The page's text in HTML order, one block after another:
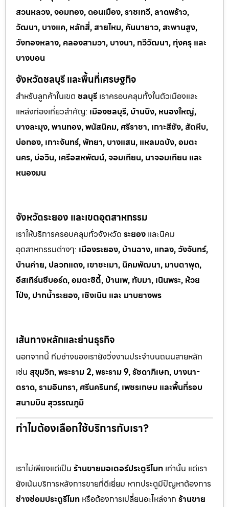
สวนหลวง, จอมทอง, ดอนเมือง, ราชเทวี, ลาดพร้าว,
วัฒนา, บางแค, หลักสี่, สายไหม, คันนายาว, สะพานสูง,
วังทองหลาง, คลองสามวา, บางนา, ทวีวัฒนา, ทุ่งครุ และ
บางบอน
จังหวัดชลบุรี และพื้นที่เศรษฐกิจ
สำหรับลูกค้าในเขต ชลบุรี เราครอบคลุมทั้งในตัวเมืองและ
แหล่งท่องเที่ยวสำคัญ: เมืองชลบุรี, บ้านบึง, หนองใหญ่,
บางละมุง, พานทอง, พนัสนิคม, ศรีราชา, เกาะสีชัง, สัตหีบ,
บ่อทอง, เกาะจันทร์, พัทยา, บางแสน, แหลมฉบัง, อมตะ
นคร, บ่อวิน, เครือสหพัฒน์, จอมเทียน, นาจอมเทียน และ
หนองมน
จังหวัดระยอง และเขตอุตสาหกรรม
เราให้บริการครอบคลุมทั่วจังหวัด ระยอง และนิคม
อุตสาหกรรมต่างๆ: เมืองระยอง, บ้านฉาง, แกลง, วังจันทร์,
บ้านค่าย, ปลวกแดง, เขาชะเมา, นิคมพัฒนา, มาบตาพุด,
อีสเทิร์นซีบอร์ด, อมตะซิตี้, บ้านเพ, ทับมา, เนินพระ, ห้วย
โป่ง, ปากน้ำระยอง, เชิงเนิน และ มาบยางพร
เส้นทางหลักและย่านธุรกิจ
นอกจากนี้ ทีมช่างของเรายังวิ่งงานประจำบนถนนสายหลัก
เช่น สุขุมวิท, พระราม 2, พระราม 9, รัชดาภิเษก, บางนา-
ตราด, รามอินทรา, ศรีนครินทร์, เพชรเกษม และพื้นที่รอบ
สนามบิน สุวรรณภูมิ
ทำไมต้องเลือกใช้บริการกับเรา?
เราไม่เพียงแต่เป็น ร้านขายมอเตอร์ประตูรีโมท เท่านั้น แต่เรา
ยังเน้นบริการหลังการขายที่ดีเยี่ยม หากประตูมีปัญหาต้องการ
ช่างซ่อมประตูรีโมท หรือต้องการเปลี่ยนอะไหล่จาก ร้านขาย